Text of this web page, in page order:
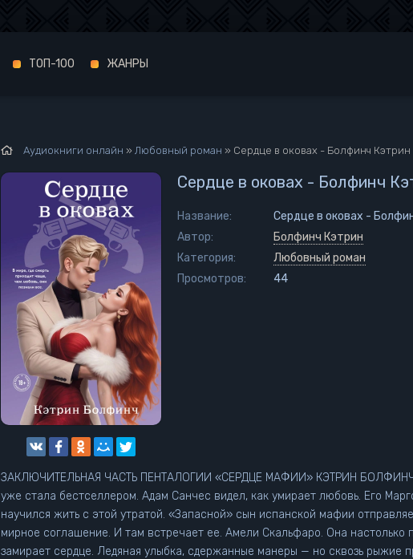
Аудиокниги онлайн » Любовный роман » Сердце в оковах - Болфинч Кэтрин
Сердце в оковах - Болфинч
Название:
Сердце в оковах -
Автор:
Болфинч Кэтрин
Категория:
Любовный роман
Просмотров:
44
ЗАКЛЮЧИТЕЛЬНАЯ ЧАСТЬ ПЕНТАЛОГИИ «СЕРДЦЕ МАФИИ» КЭТРИН БОЛФИНЧ! – Напишем нашу историю? –
уже стала бестселлером. Адам Санчес видел, как умирает любовь. Его Марго. Пять лет прошло, а он так и не
научился жить с этой утратой. «Запасной» сын испанской мафии
мирное соглашение. И там встречает ее. Амели Скальфаро. Она настолько похожа на Марго, что у Адама на миг
замирает сердце. Ледяная улыбка, сдержанные манеры — но сквозь рыжие
ТОП-100 ЖАНРЫ